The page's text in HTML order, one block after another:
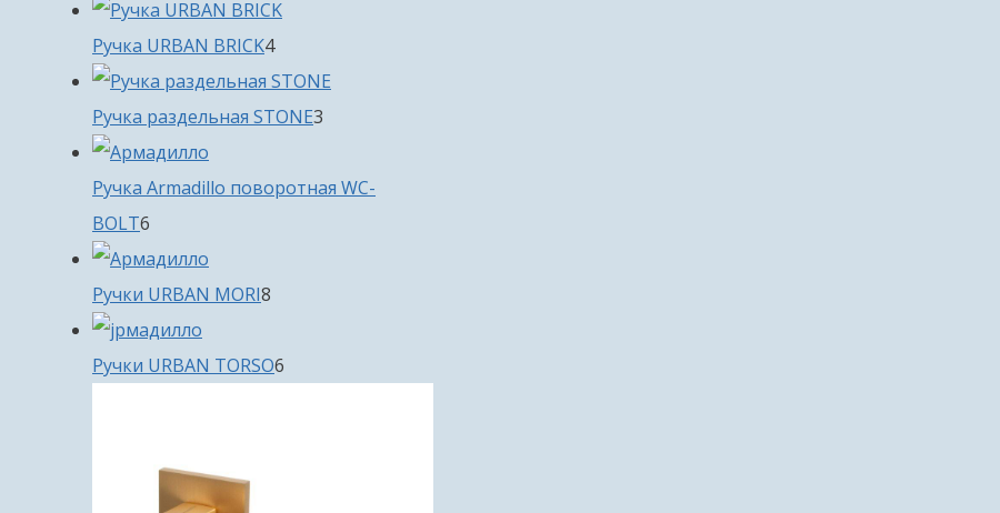
товара
Ручка URBAN BRICK44
товара
Ручка раздельная STONE3
Ручка Armadillo поворотная WC-
BOLT6
товаров
Ручки URBAN MORI8
Ручки URBAN TORSO6